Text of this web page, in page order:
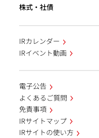
株式・社債
IRカレンダー
IRイベント動画
電子公告
よくあるご質問
免責事項
IRサイトマップ
IRサイトの使い方